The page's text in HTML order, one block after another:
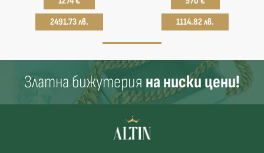
2491.73 лв.
1114.82 лв.
Златна бижутерия на ниски цени!